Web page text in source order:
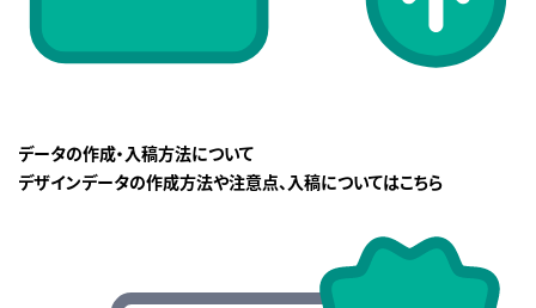
データの作成・入稿方法について
デザインデータの作成方法や注意点、入稿についてはこちら